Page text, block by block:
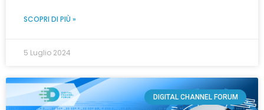
SCOPRI DI PIÙ »
5 Luglio 2024
DIGITAL CHANNEL FORUM